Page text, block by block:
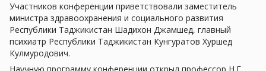
Участников конференции приветствовали заместитель
министра здравоохранения и социального развития
Республики Таджикистан Шадихон Джамшед, главный
психиатр Республики Таджикистан Кунгуратов Хуршед
Кулмуродович.